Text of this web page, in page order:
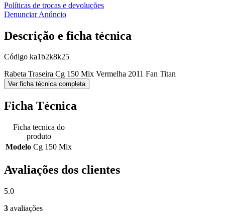
Políticas de trocas e devoluções
Denunciar Anúncio
Descrição e ficha técnica
Código ka1b2k8k25
Rabeta Traseira Cg 150 Mix Vermelha 2011 Fan Titan
Ver ficha técnica completa
Ficha Técnica
Ficha tecnica do
produto
Modelo Cg 150 Mix
Avaliações dos clientes
5.0
3 avaliações